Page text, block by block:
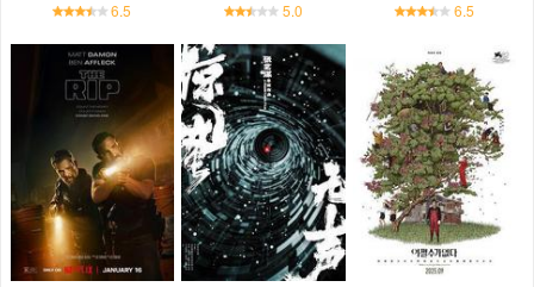
6.5 5.0 6.5